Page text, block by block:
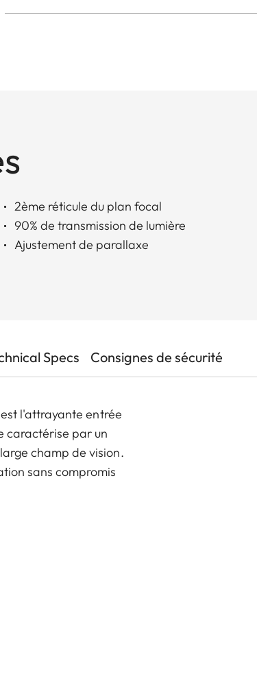
2ème réticule du plan focal
90% de transmission de lumière
Ajustement de parallaxe
Specs Consignes de sécurité
l'attrayante entrée
caractérise par un
champ de vision.
sans compromis
et flexible au moment